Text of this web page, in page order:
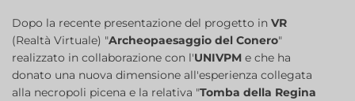
Dopo la recente presentazione del progetto in VR
(Realtà Virtuale) "Archeopaesaggio del Conero"
realizzato in collaborazione con l'UNIVPM e che ha
donato una nuova dimensione all'esperienza collegata
alla necropoli picena e la relativa "Tomba della Regina